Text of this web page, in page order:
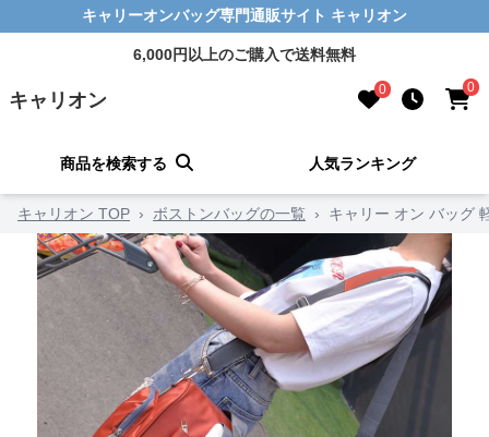
キャリーオンバッグ専門通販サイト キャリオン
6,000円以上のご購入で送料無料
キャリオン 0 0
商品を検索する 人気ランキング
キャリオン TOP › ボストンバッグの一覧 › キャリー オン バッグ